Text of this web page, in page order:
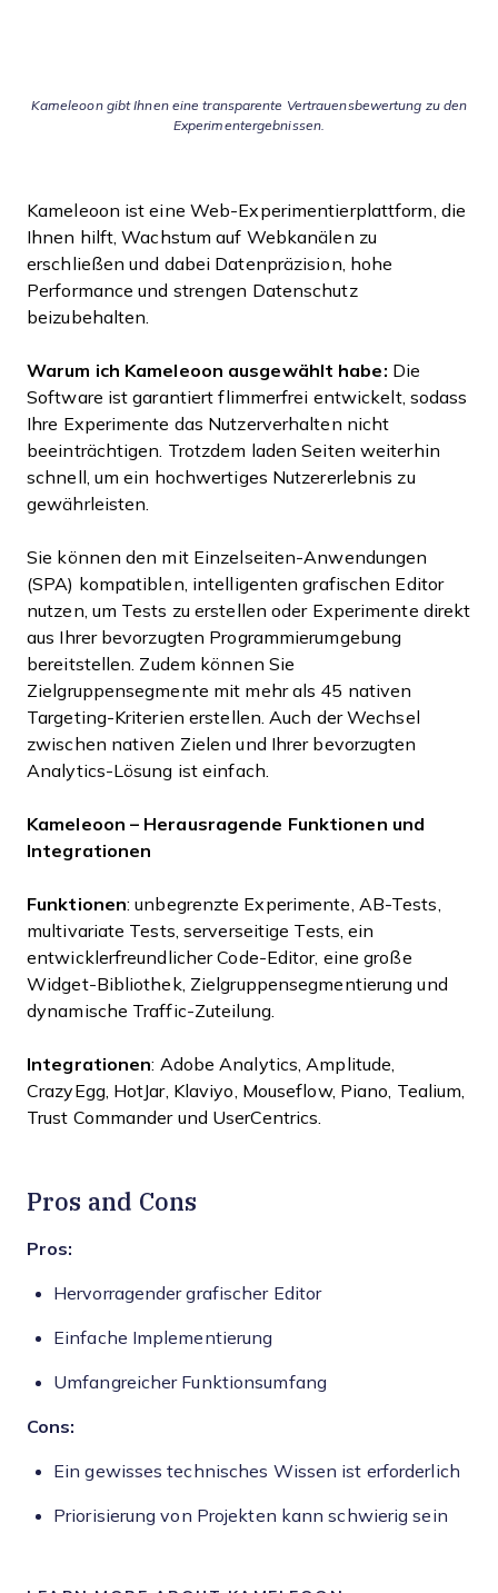
Kameleoon gibt Ihnen eine transparente Vertrauensbewertung zu den
Experimentergebnissen.
Kameleoon ist eine Web-Experimentierplattform, die
Ihnen hilft, Wachstum auf Webkanälen zu
erschließen und dabei Datenpräzision, hohe
Performance und strengen Datenschutz
beizubehalten.
Warum ich Kameleoon ausgewählt habe: Die
Software ist garantiert flimmerfrei entwickelt, sodass
Ihre Experimente das Nutzerverhalten nicht
beeinträchtigen. Trotzdem laden Seiten weiterhin
schnell, um ein hochwertiges Nutzererlebnis zu
gewährleisten.
Sie können den mit Einzelseiten-Anwendungen
(SPA) kompatiblen, intelligenten grafischen Editor
nutzen, um Tests zu erstellen oder Experimente direkt
aus Ihrer bevorzugten Programmierumgebung
bereitstellen. Zudem können Sie
Zielgruppensegmente mit mehr als 45 nativen
Targeting-Kriterien erstellen. Auch der Wechsel
zwischen nativen Zielen und Ihrer bevorzugten
Analytics-Lösung ist einfach.
Kameleoon – Herausragende Funktionen und
Integrationen
Funktionen: unbegrenzte Experimente, AB-Tests,
multivariate Tests, serverseitige Tests, ein
entwicklerfreundlicher Code-Editor, eine große
Widget-Bibliothek, Zielgruppensegmentierung und
dynamische Traffic-Zuteilung.
Integrationen: Adobe Analytics, Amplitude,
CrazyEgg, HotJar, Klaviyo, Mouseflow, Piano, Tealium,
Trust Commander und UserCentrics.
Pros and Cons
Pros:
Hervorragender grafischer Editor
Einfache Implementierung
Umfangreicher Funktionsumfang
Cons:
Ein gewisses technisches Wissen ist erforderlich
Priorisierung von Projekten kann schwierig sein